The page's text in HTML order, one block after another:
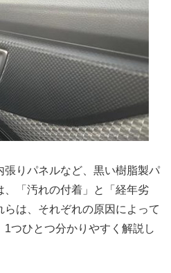
張りパネルなど、黒い樹脂製パ
、「汚れの付着」と「経年劣
は、それぞれの原因によって
つひとつ分かりやすく解説し